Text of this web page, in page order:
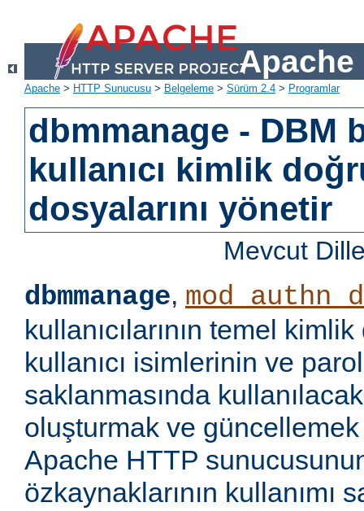
Apache
Apache > HTTP Sunucusu > Belgeleme > Sürüm 2.4 > Programlar
dbmmanage - DBM
kullanıcı kimlik
dosyalarını yönetir
Mevcut
dbmmanage,
kullanıcılarının temel
kullanıcı isimlerinin ve
saklanmasında
oluşturmak ve güncellemek
Apache HTTP
özkaynaklarının kullanımı